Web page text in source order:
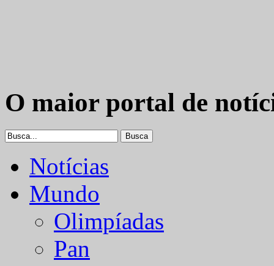
O maior portal de
Notícias
Mundo
Olimpíadas
Pan